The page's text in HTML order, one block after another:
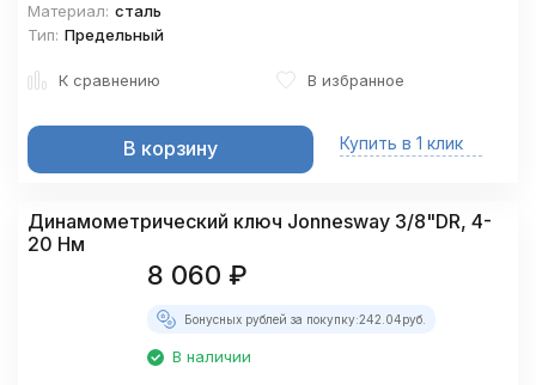
Материал: сталь
Тип: Предельный
К сравнению В избранное
В корзину Купить в 1 клик
Динамометрический ключ Jonnesway 3/8"DR, 4-
20 Нм
8 060 ₽
Бонусных рублей за покупку:242.04руб.
В наличии